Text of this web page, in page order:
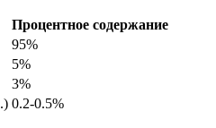
Процентное содержание
95%
5%
3%
0.2-0.5%